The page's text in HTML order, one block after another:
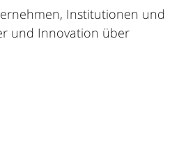
Institutionen und
und Innovation über